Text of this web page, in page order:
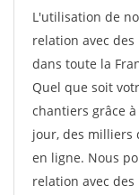
L'utilisation de
relation avec
dans toute la
Quel que soit
chantiers grâce à
jour, des milliers
en ligne. Nous
relation avec